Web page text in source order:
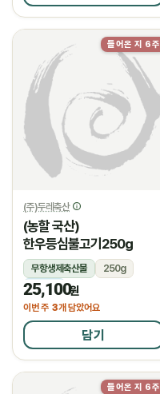
들어온 지 6주
(주)두레축산
(농할 국산)
한우등심불고기250g
무항생제축산물
250g
냉장
25,100원
이번 주 3개 담았어요
담기
들어온 지 6주